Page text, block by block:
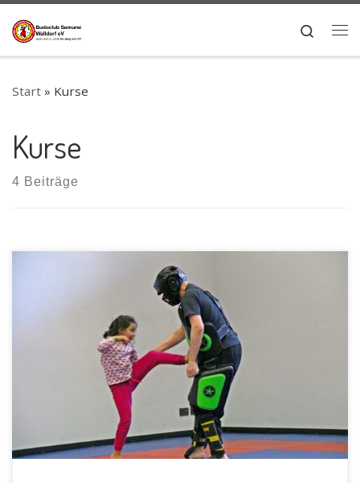
Zum Inhalt springen
Search
Start » Kurse
Kurse
4 Beiträge